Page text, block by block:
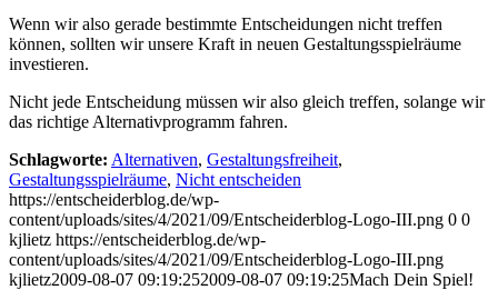
Wenn wir also gerade bestimmte Entscheidungen nicht treffen
können, sollten wir unsere Kraft in neuen Gestaltungsspielräume
investieren.
Nicht jede Entscheidung müssen wir also gleich treffen, solange wir
das richtige Alternativprogramm fahren.
Schlagworte: Alternativen, Gestaltungsfreiheit,
Gestaltungsspielräume, Nicht entscheiden
https://entscheiderblog.de/wp-
content/uploads/sites/4/2021/09/Entscheiderblog-Logo-III.png 0 0
kjlietz https://entscheiderblog.de/wp-
content/uploads/sites/4/2021/09/Entscheiderblog-Logo-III.png
kjlietz2009-08-07 09:19:252009-08-07 09:19:25Mach Dein Spiel!